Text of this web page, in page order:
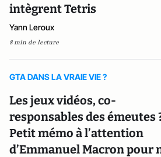
intègrent Tetris
Yann Leroux
8 min de lecture
GTA DANS LA VRAIE VIE ?
Les jeux vidéos, co-
responsables des émeutes
Petit mémo à l’attention
d’Emmanuel Macron pour